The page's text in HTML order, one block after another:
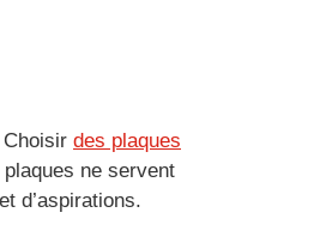
des plaques
ne servent
d’aspirations.